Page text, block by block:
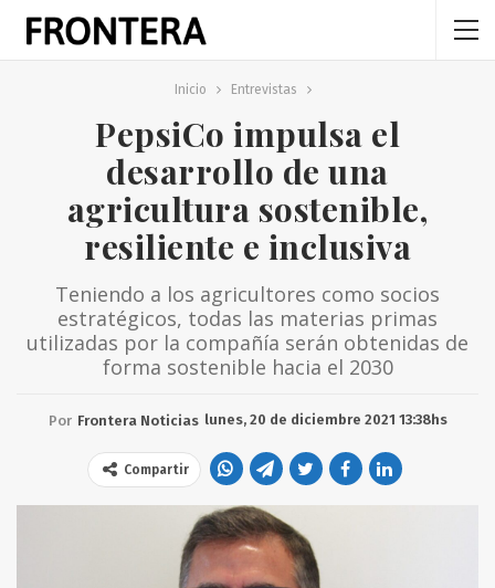
Inicio Entrevistas
PepsiCo impulsa el
desarrollo de una
agricultura sostenible,
resiliente e inclusiva
Teniendo a los agricultores como socios
estratégicos, todas las materias primas
utilizadas por la compañía serán obtenidas de
forma sostenible hacia el 2030
Por Frontera Noticias lunes, 20 de diciembre 2021 13:38hs
Compartir